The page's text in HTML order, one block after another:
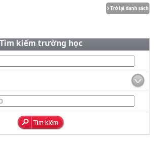
Tìm kiếm trường học